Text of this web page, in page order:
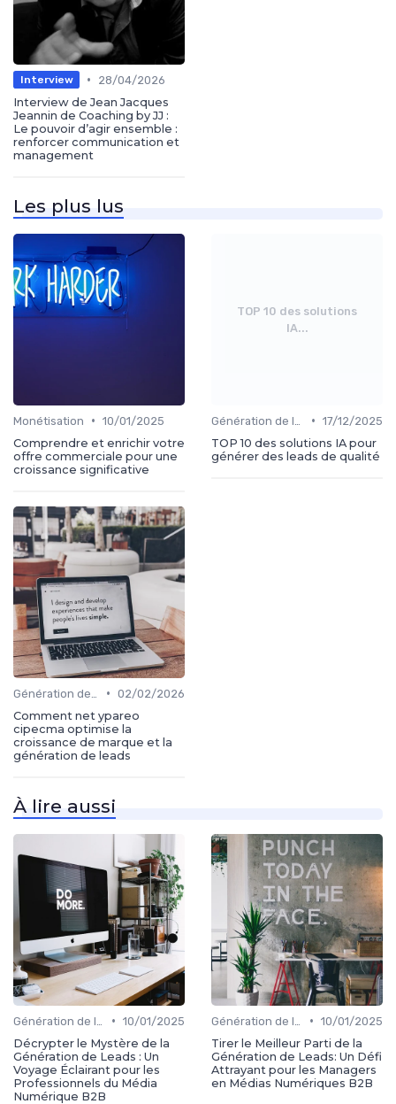
Interview •
28/04/2026
Interview de Jean Jacques
Jeannin de Coaching by JJ :
Le pouvoir d’agir ensemble :
renforcer communication et
management
Les plus lus
Monétisation • 10/01/2025
Comprendre et enrichir votre
offre commerciale pour une
croissance significative
TOP 10 des solutions
IA...
• 17/12/2025
TOP 10 des solutions IA pour
générer des leads de qualité
• 02/02/2026
Comment net ypareo
cipecma optimise la
croissance de marque et la
génération de leads
À lire aussi
• 10/01/2025
Décrypter le Mystère de la
Génération de Leads : Un
Voyage Éclairant pour les
Professionnels du Média
Numérique B2B
• 10/01/2025
Tirer le Meilleur Parti de la
Génération de Leads: Un Défi
Attrayant pour les Managers
en Médias Numériques B2B